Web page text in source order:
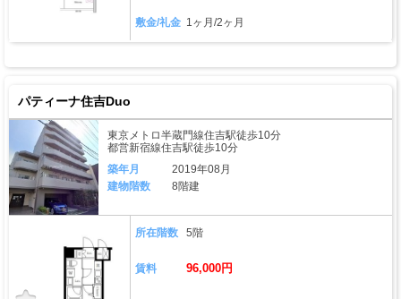
敷金/礼金 1ヶ月/2ヶ月
パティーナ住吉Duo
東京メトロ半蔵門線住吉駅徒歩10分
都営新宿線住吉駅徒歩10分
築年月
2019年08月
建物階数
8階建
所在階数 5階
賃料 96,000円